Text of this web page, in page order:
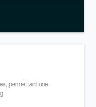
permettant une